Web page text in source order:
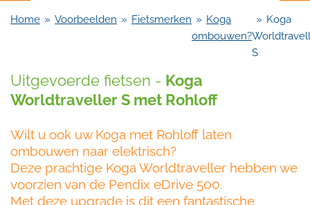
Home » Voorbeelden » Fietsmerken » Koga
ombouwen?
» Koga
S
Uitgevoerde fietsen - Koga
Worldtraveller S met Rohloff
Wilt u ook uw Koga met Rohloff laten
ombouwen naar elektrisch?
Deze prachtige Koga Worldtraveller hebben we
voorzien van de Pendix eDrive 500.
Met deze upgrade is dit een fantastische